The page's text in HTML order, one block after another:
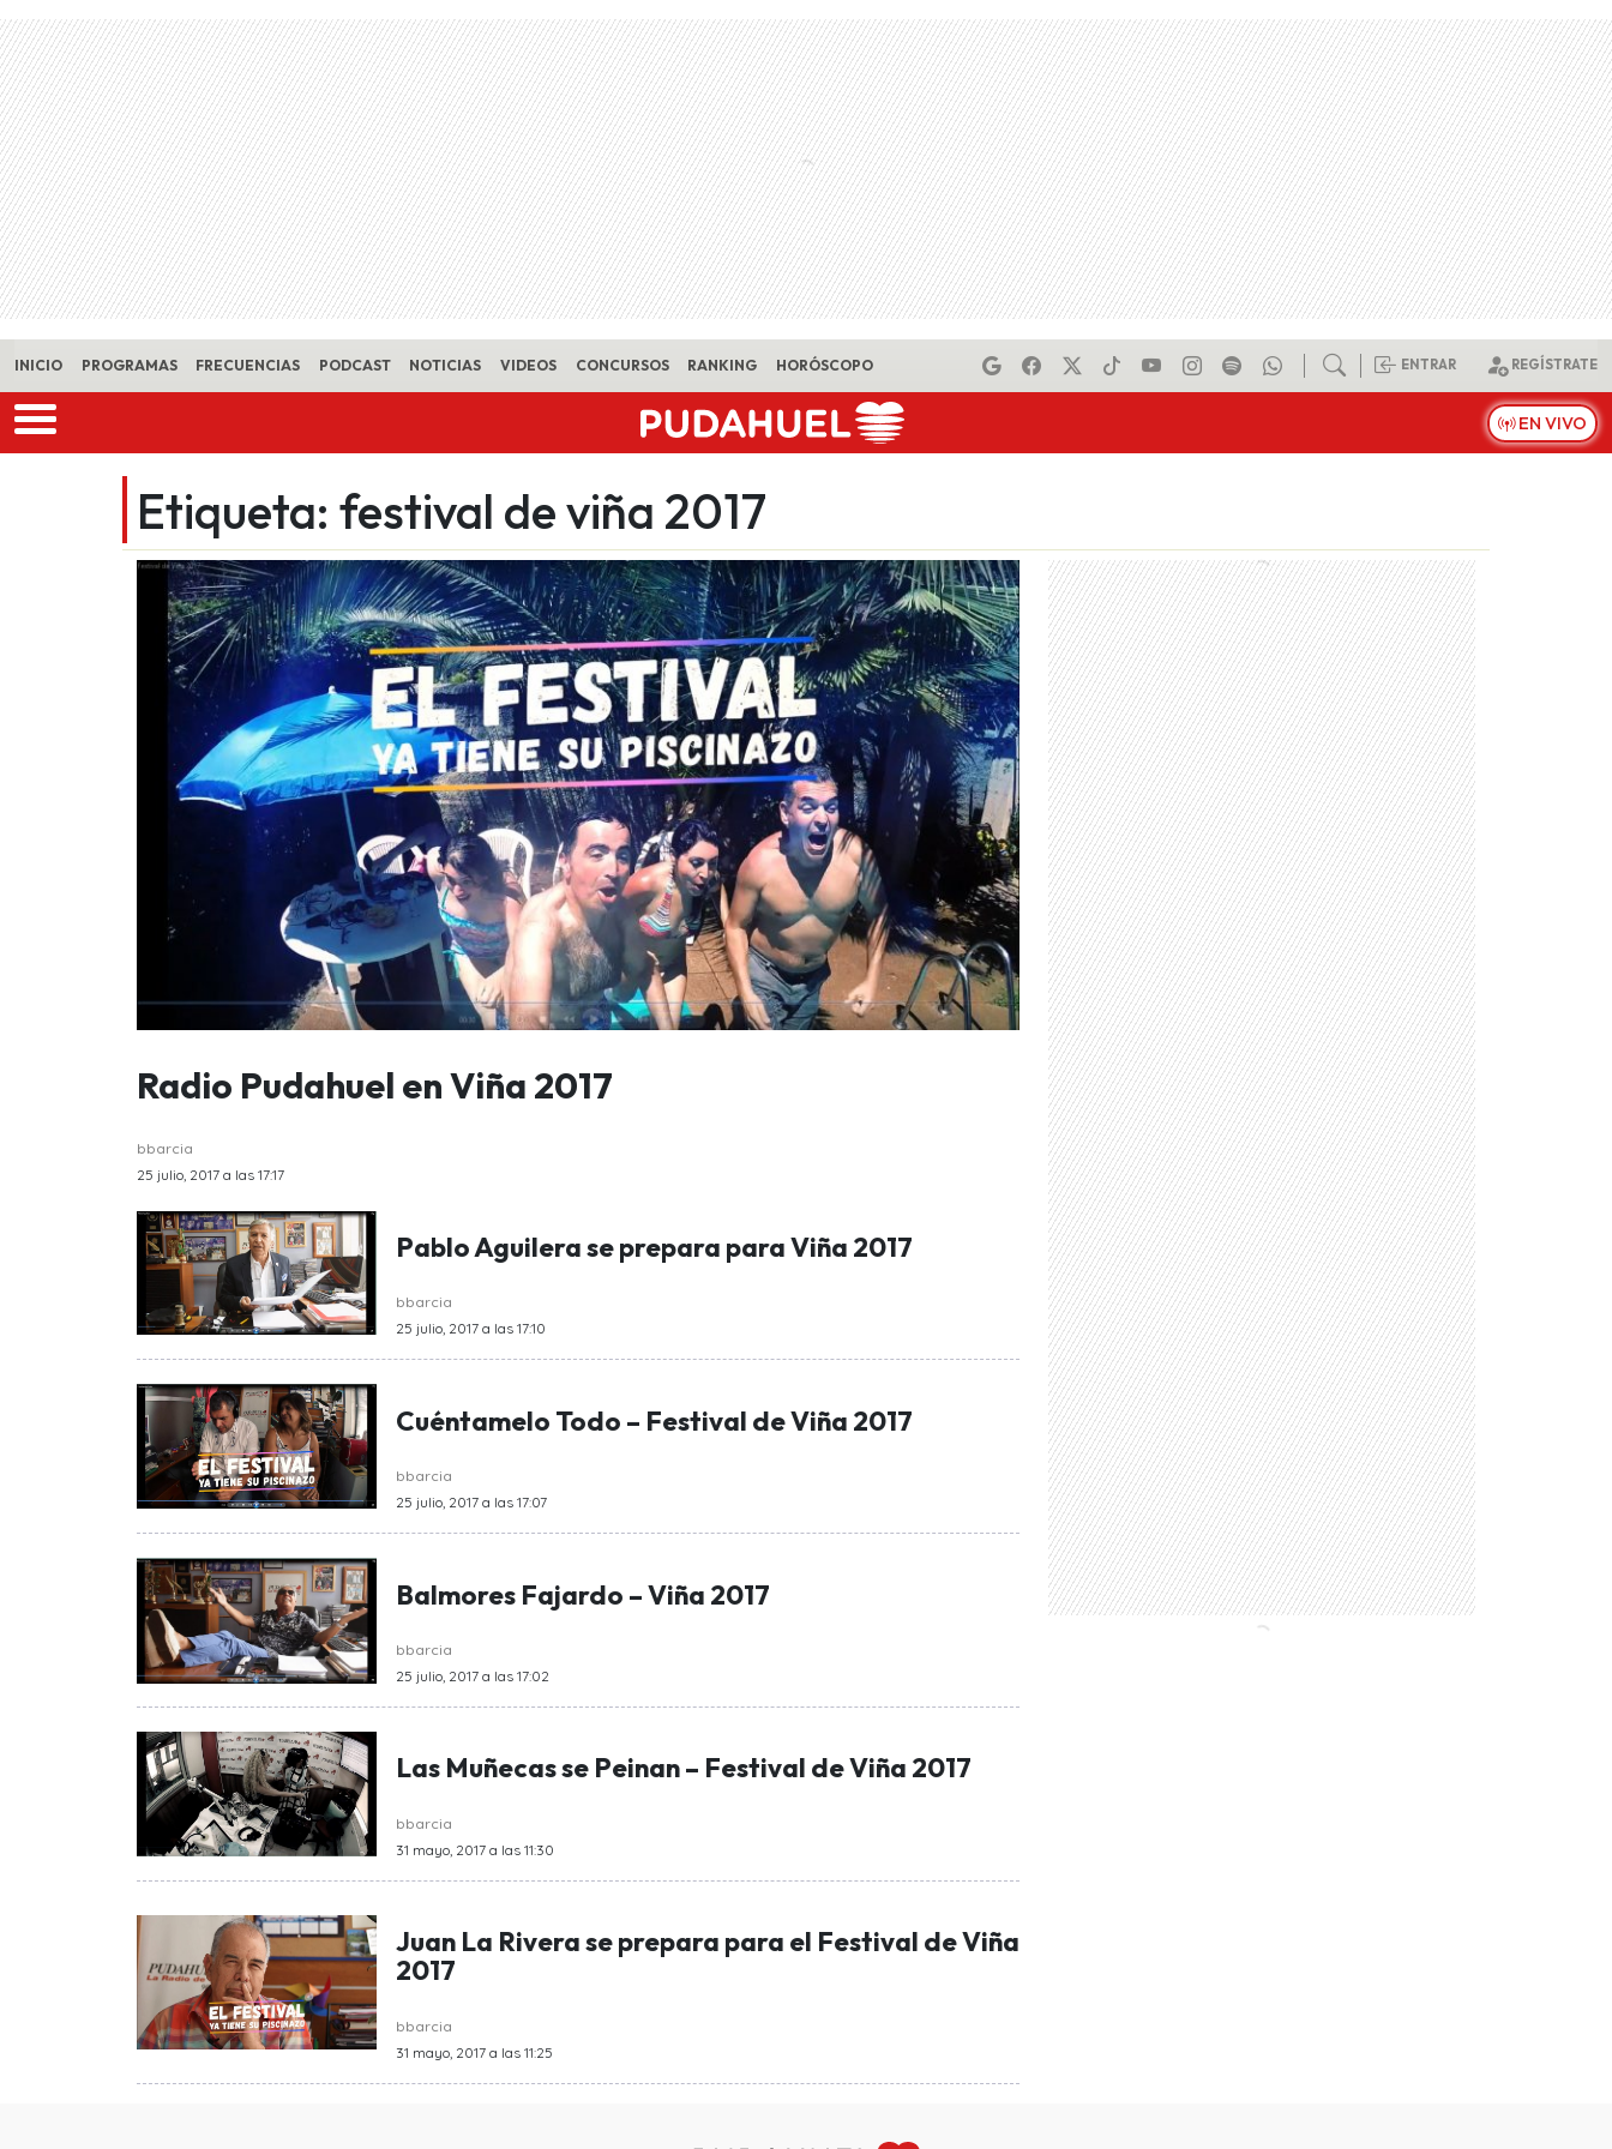
Skip to main content
INICIO PROGRAMAS FRECUENCIAS PODCAST NOTICIAS VIDEOS CONCURSOS RANKING HORÓSCOPO ENTRAR REGÍSTRATE
EN VIVO
Etiqueta: festival de viña 2017
Radio Pudahuel en Viña 2017
bbarcia
25 julio, 2017 a las 17:17
Pablo Aguilera se prepara para Viña 2017
bbarcia
25 julio, 2017 a las 17:10
Cuéntamelo Todo – Festival de Viña 2017
bbarcia
25 julio, 2017 a las 17:07
Balmores Fajardo – Viña 2017
bbarcia
25 julio, 2017 a las 17:02
Las Muñecas se Peinan – Festival de Viña 2017
bbarcia
31 mayo, 2017 a las 11:30
Juan La Rivera se prepara para el Festival de Viña
2017
bbarcia
31 mayo, 2017 a las 11:25